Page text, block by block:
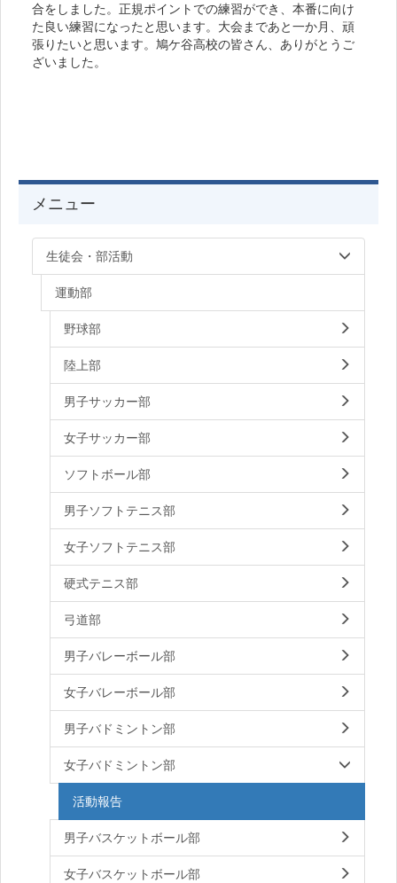
合をしました。正規ポイントでの練習ができ、本番に向け
た良い練習になったと思います。大会まであと一か月、頑
張りたいと思います。鳩ケ谷高校の皆さん、ありがとうご
ざいました。
メニュー
生徒会・部活動
運動部
野球部
陸上部
男子サッカー部
女子サッカー部
ソフトボール部
男子ソフトテニス部
女子ソフトテニス部
硬式テニス部
弓道部
男子バレーボール部
女子バレーボール部
男子バドミントン部
女子バドミントン部
活動報告
男子バスケットボール部
女子バスケットボール部